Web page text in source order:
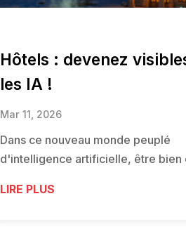
Hôtels : devenez
les IA !
Mar 11, 2026
Dans ce nouveau monde peuplé
d'intelligence artificielle, être bien
LIRE PLUS